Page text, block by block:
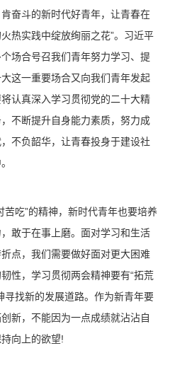
奋斗的新时代好青年，让青春在
热实践中绽放绚丽之花”。习近平
场合号召我们青年努力学习、提
这一重要场合又向我们青年发起
认真深入学习贯彻党的二十大精
不断提升自身能力素质，努力成
不负韶华，让青春投身于建设社
苦吃”的精神，新时代青年也要培养
敢于在事上磨。面对学习和生活
点，我们需要做好面对更大困难
性，学习贯彻两会精神要有“拓荒
寻找新的发展道路。作为新青年要
新，不能因为一点成绩就沾沾自
向上的欲望!